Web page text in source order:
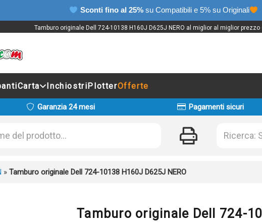
Sconti fino al 25% su Compatibili e 5% su Originali
Tamburo originale Dell 724-10138 H160J D625J NERO al miglior al miglior prezzo
Carta InchiostriPlotterOfferte
Garanzia 24 mesi Pagamenti sicuri
» Tamburo originale Dell 724-10138 H160J D625J NERO
Tamburo originale Dell 724-